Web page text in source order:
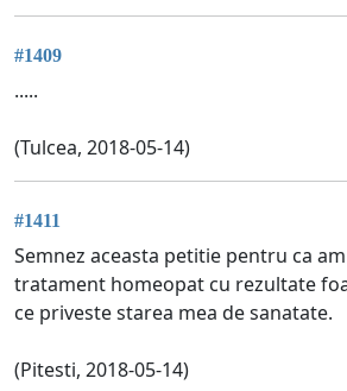
#1409
.....
(Tulcea, 2018-05-14)
#1411
Semnez aceasta petitie pentru ca
tratament homeopat cu rezultate
ce priveste starea mea de sanatate.
(Pitesti, 2018-05-14)